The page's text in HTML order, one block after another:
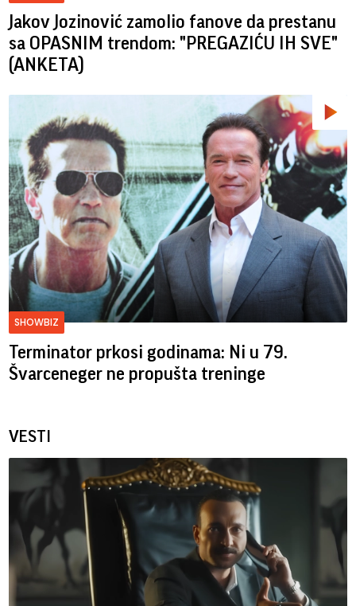
Jakov Jozinović zamolio fanove da prestanu
sa OPASNIM trendom: "PREGAZIĆU IH SVE"
(ANKETA)
SHOWBIZ
Terminator prkosi godinama: Ni u 79.
Švarceneger ne propušta treninge
VESTI